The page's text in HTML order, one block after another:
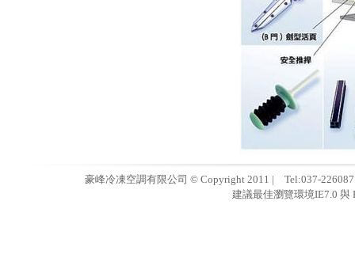
豪峰冷凍空調有限公司 © Copyright 2011 | Tel:037-
建議最佳瀏覽環境IE7.0 與